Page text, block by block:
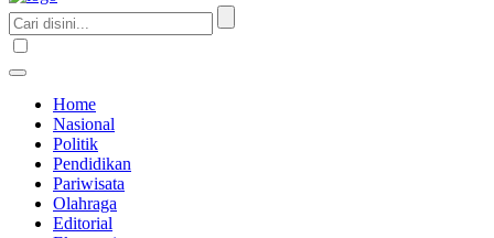
Home
Nasional
Politik
Pendidikan
Pariwisata
Olahraga
Editorial